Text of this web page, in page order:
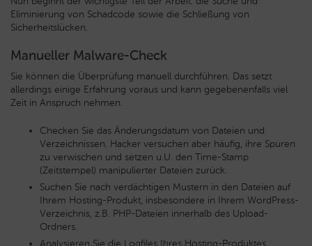
Eliminierung von Schadcode sowie die Schließung von
Sicherheitslücken.
Manueller Malware-Check
Sie können die Überprüfung manuell durchführen. Das setzt
allerdings einige Erfahrung voraus und kann gegebenenfalls viel
Zeit in Anspruch nehmen.
Checken Sie das Änderungsdatum von Dateien und
Verzeichnissen. Hacker versuchen aber häufig, ihre Spuren
zu verwischen und setzen u.U. den Time-Stamp
(Zeitstempel) manipulierter Dateien zurück.
Suchen Sie nach verdächtigen Mustern in den Dateien auf
Ihrem Hosting-Produkt, insbesondere in Ihrem WordPress-
Verzeichnis, z.B. PHP-Dateien innerhalb des Upload-
Ordners.
Analysieren Sie die Logfiles Ihres Hosting-Produktes.